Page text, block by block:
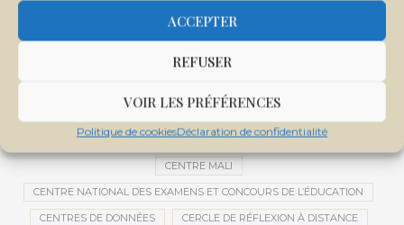
ACCEPTER
REFUSER
VOIR LES PRÉFÉRENCES
Politique de cookiesDéclaration de confidentialité
CENTRALE SOLAIRE DE SANANKOROBA
CENTRE INTERNATIONAL DE CONFÉRENCES DE BAMAKO
CENTRE MALI
CENTRE NATIONAL DES EXAMENS ET CONCOURS DE L’ÉDUCATION
CENTRES DE DONNÉES CERCLE DE RÉFLEXION À DISTANCE